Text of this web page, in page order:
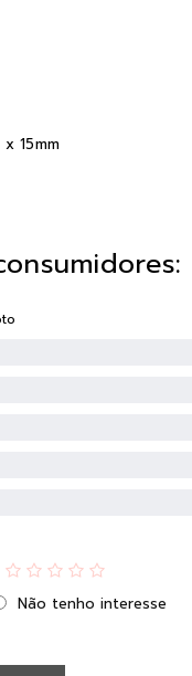
15mm
Não tenho interesse